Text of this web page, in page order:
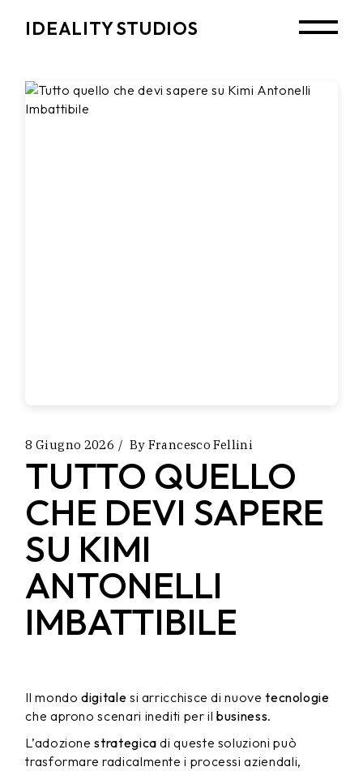
IDEALITY STUDIOS
8 Giugno 2026 By Francesco Fellini
TUTTO QUELLO
CHE DEVI SAPERE
SU KIMI
ANTONELLI
IMBATTIBILE
Il mondodigitale si arricchisce di nuovetecnologie
che aprono scenari inediti per ilbusiness.
L’adozionestrategica di queste soluzioni può
trasformare radicalmente i processi aziendali,